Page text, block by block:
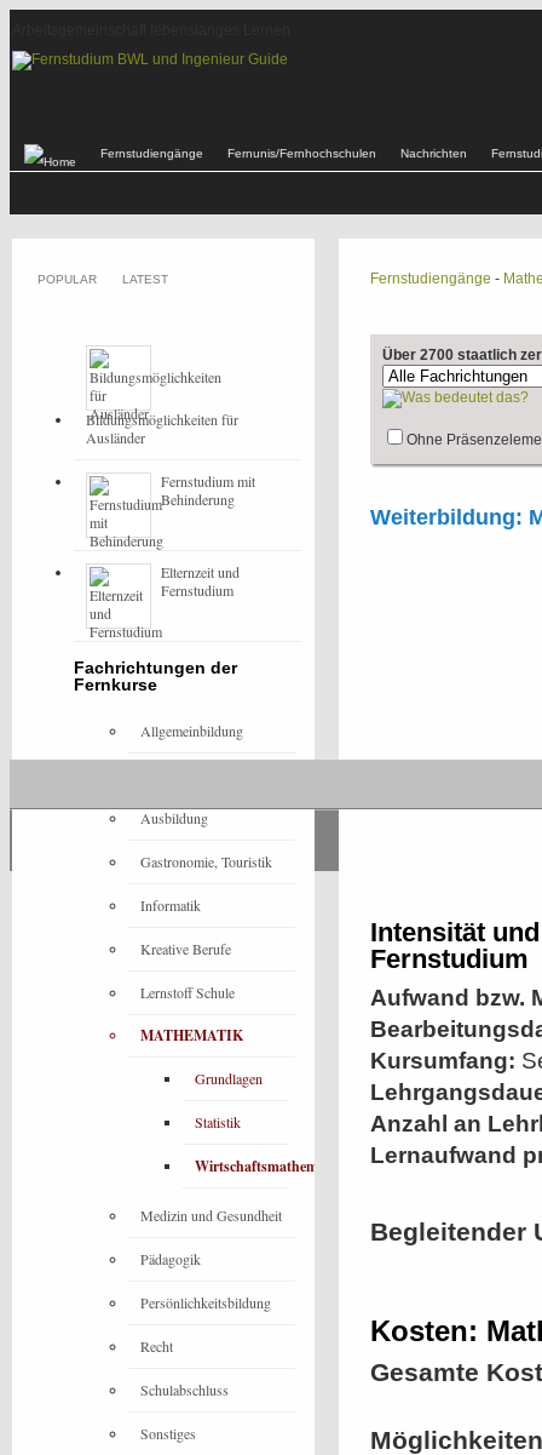
Fernstudiengänge Fernunis/Fernhochschulen Nachrichten
Fernstudiengänge -
Über 2700 staatlich
Ohne
Weiterbildung:
Intensität
Fernstudium
Aufwand bzw.
Kursumfang:
Anzahl an
Lernaufwand
Begleitender
Kosten:
Gesamte
POPULAR LATEST
Bildungsmöglichkeiten für
Ausländer
Fernstudium mit
Behinderung
Elternzeit und
Fernstudium
Fachrichtungen der
Fernkurse
Allgemeinbildung
Ausbildung
Gastronomie, Touristik
Informatik
Kreative Berufe
Lernstoff Schule
MATHEMATIK
Grundlagen
Statistik
Wirtschaftsmathematik
Medizin und Gesundheit
Pädagogik
Persönlichkeitsbildung
Recht
Schulabschluss
Sonstiges